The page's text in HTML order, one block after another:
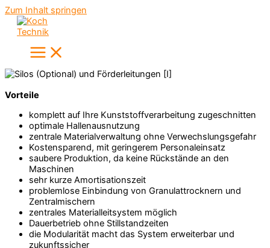
Zum Inhalt springen
Vorteile
komplett auf Ihre Kunststoffverarbeitung zugeschnitten
optimale Hallenausnutzung
zentrale Materialverwaltung ohne Verwechslungsgefahr
Kostensparend, mit geringerem Personaleinsatz
saubere Produktion, da keine Rückstände an den
Maschinen
sehr kurze Amortisationszeit
problemlose Einbindung von Granulattrocknern und
Zentralmischern
zentrales Materialleitsystem möglich
Dauerbetrieb ohne Stillstandzeiten
die Modularität macht das System erweiterbar und
zukunftssicher